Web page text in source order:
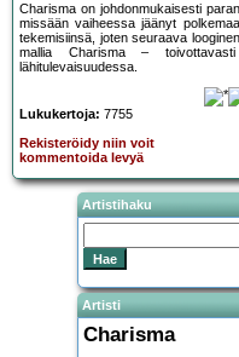
Charisma on johdonmukaisesti
missään vaiheessa jäänyt
tekemisiinsä, joten seuraava
mallia Charisma –
lähitulevaisuudessa.
Lukukertoja: 7755
Rekisteröidy niin voit
kommentoida levyä
Artistihaku
Artisti
Charisma